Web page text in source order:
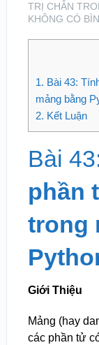
TRỊ CHẴN
KHÔNG CÓ
1. Bài 43:
mảng bằng
2. Kết Luận
Bài
phần
trong
Giới Thiệu
Mảng (hay
các phần tử